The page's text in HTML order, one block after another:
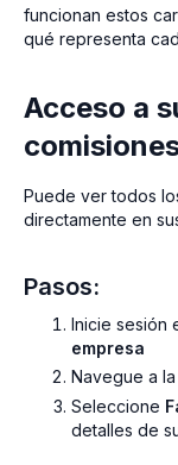
funcionan estos
qué representa
Acceso a
Puede ver todos
directamente en
Pasos:
Inicie sesión
empresa
Navegue a la
Seleccione
detalles de